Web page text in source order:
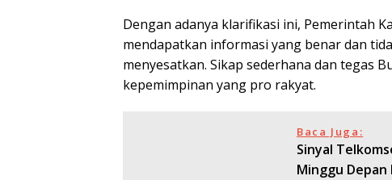
Dengan adanya klarifikasi ini, Pemerintah
mendapatkan informasi yang benar dan
menyesatkan. Sikap sederhana dan tegas
kepemimpinan yang pro rakyat.
Baca Juga:
Sinyal
Minggu Depan